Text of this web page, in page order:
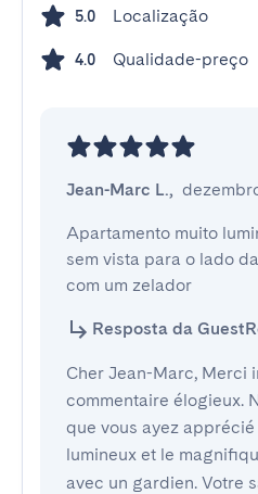
5.0 Localização
4.0 Qualidade-preço
Jean-Marc L.,
Apartamento muito
sem vista para o lado
com um zelador
Resposta da
Cher Jean-Marc, Merci
commentaire élogieux.
que vous ayez
lumineux et le
avec un gardien. Votre